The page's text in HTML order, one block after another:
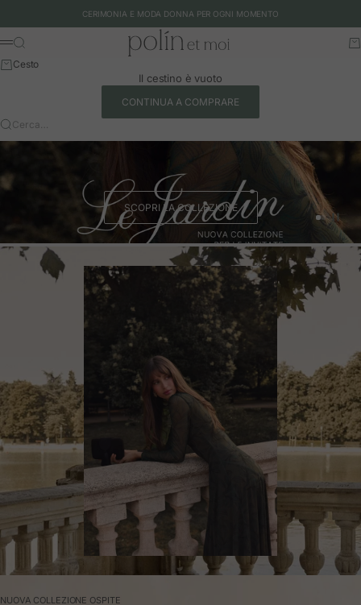
CERIMONIA E MODA DONNA PER OGNI MOMENTO
Polín et moi - EU
Menu
Cerca
Cesto
Il cestino è vuoto
CONTINUA A COMPRARE
Cerca…
SCOPRI LA COLLEZIONE
Vai
Vai
NUOVA COLLEZIONE OSPITE